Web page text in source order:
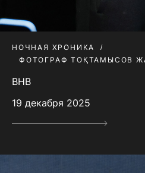
НОЧНАЯ ХРОНИКА
ФОТОГРАФ ТОҚТАМЫСОВ
BHB
19 декабря 2025